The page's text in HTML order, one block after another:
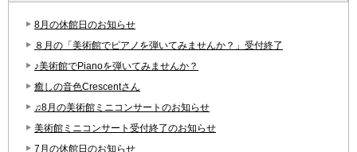
8月の休館日のお知らせ
８月の「美術館でピアノを弾いてみませんか？」受付終了
♪美術館でPianoを弾いてみませんか？
癒しの音色Crescentさん
♫8月の美術館ミニコンサートのお知らせ
美術館ミニコンサート受付終了のお知らせ
7月の休館日のお知らせ